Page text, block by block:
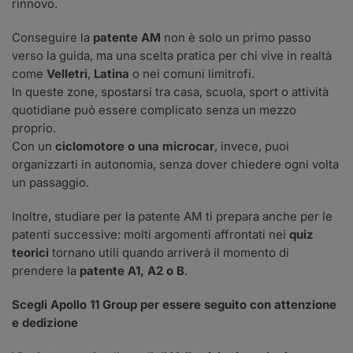
rinnovo.
Conseguire la patente AM non è solo un primo passo
verso la guida, ma una scelta pratica per chi vive in realtà
come Velletri, Latina o nei comuni limitrofi.
In queste zone, spostarsi tra casa, scuola, sport o attività
quotidiane può essere complicato senza un mezzo
proprio.
Con un ciclomotore o una microcar, invece, puoi
organizzarti in autonomia, senza dover chiedere ogni volta
un passaggio.
Inoltre, studiare per la patente AM ti prepara anche per le
patenti successive: molti argomenti affrontati nei quiz
teorici tornano utili quando arriverà il momento di
prendere la patente A1, A2 o B.
Scegli Apollo 11 Group per essere seguito con attenzione
e dedizione